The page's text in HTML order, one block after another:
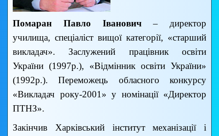
Помаран Павло Іванович– директор
училища, спеціаліст вищої категорії, «старший
викладач». Заслужений працівник освіти
України (1997р.), «Відмінник освіти України»
(1992р.). Переможець обласного конкурсу
«Викладач року-2001» у номінації «Директор
ПТНЗ».
Закінчив Харківський інститут механізації і